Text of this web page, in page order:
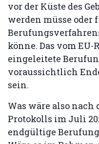
vor der Küste des
werden müsse oder
könne. Das vom
eingeleitete
voraussichtlich
sein.
Was wäre also nach
Protokolls im Juli
endgültige